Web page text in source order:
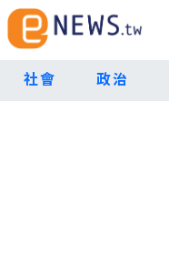
社會 政治